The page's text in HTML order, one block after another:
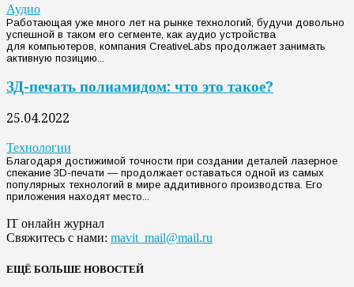
Аудио
Работающая уже много лет на рынке технологий, будучи довольно
успешной в таком его сегменте, как аудио устройства
для компьютеров, компания CreativeLabs продолжает занимать
активную позицию...
ЗД-печать полиамидом: что это такое?
25.04.2022
Технологии
Благодаря достижимой точности при создании деталей лазерное
спекание 3D-печати — продолжает оставаться одной из самых
популярных технологий в мире аддитивного производства. Его
приложения находят место...
IT онлайн журнал
Свяжитесь с нами: mavit_mail@mail.ru
ЕЩЁ БОЛЬШЕ НОВОСТЕЙ